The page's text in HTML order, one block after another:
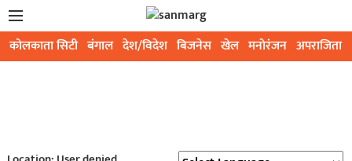
कोलकाता सिटी बंगाल देश/विदेश बिजनेस खेल मनोरंजन अपराजिता